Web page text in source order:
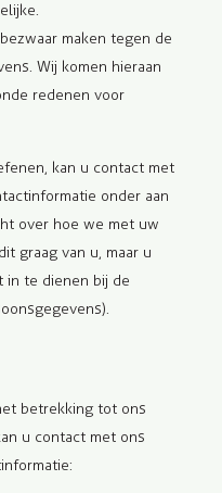
maken tegen de
Wij komen hieraan
redenen voor
kan u contact met
onder aan
over hoe we met uw
graag van u, maar u
in te dienen bij de
betrekking tot ons
u contact met ons